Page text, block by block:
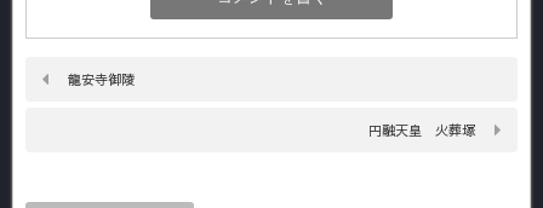
龍安寺御陵
円融天皇 火葬塚